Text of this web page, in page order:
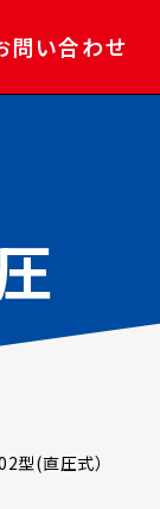
問い合わせ
型(直圧式）